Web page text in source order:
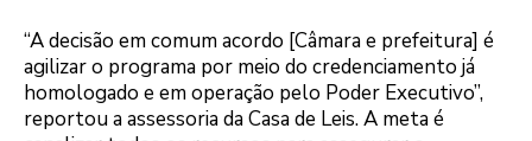
“A decisão em comum acordo [Câmara e prefeitura] é
agilizar o programa por meio do credenciamento já
homologado e em operação pelo Poder Executivo”,
reportou a assessoria da Casa de Leis. A meta é